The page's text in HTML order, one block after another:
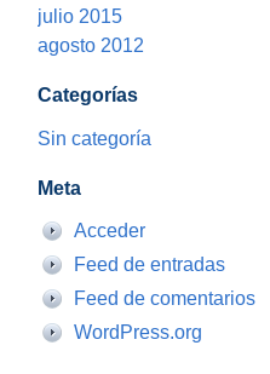
julio 2015
agosto 2012
Categorías
Sin categoría
Meta
Acceder
Feed de entradas
Feed de comentarios
WordPress.org